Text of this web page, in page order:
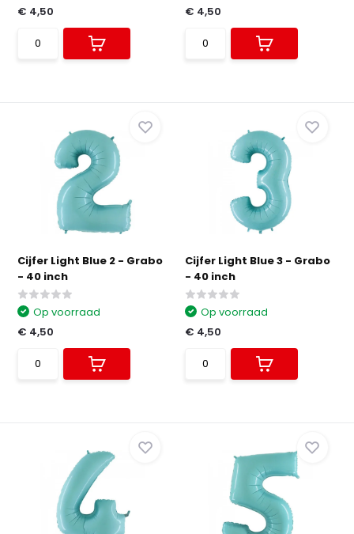
€ 4,50
€ 4,50
Cijfer Light Blue 2 - Grabo
- 40 inch
Op voorraad
€ 4,50
Cijfer Light Blue 3 - Grabo
- 40 inch
Op voorraad
€ 4,50